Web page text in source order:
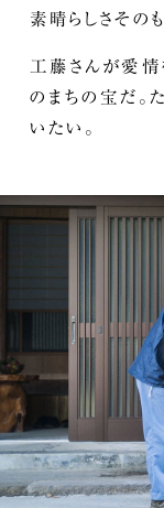
素晴らしさその
工藤さんが愛
のまちの宝だ。
いたい。